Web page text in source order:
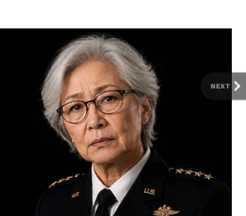
NEXT
ஆராய்ச்சி இயக்குனர்
வரும் உள்நாட்டு
செய்ய பல